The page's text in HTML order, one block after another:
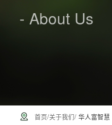
- About Us
首页/关于我们/华人富智慧